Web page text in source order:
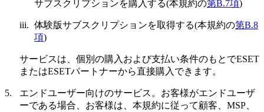
サブスクリプションを購入する(本規約の第B.7項)
iii. 体験版サブスクリプションを取得する(本規約の第B.8
項)
サービスは、個別の購入および支払い条件のもとでESET
またはESETパートナーから直接購入できます。
5. エンドユーザー向けのサービス。 お客様がエンドユーザ
ーである場合、お客様は、本規約に従って顧客、MSP、